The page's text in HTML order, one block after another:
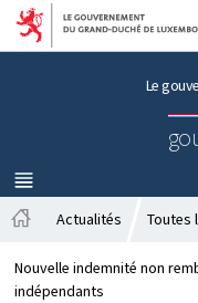
Aller
Le
MENU
PRINCIPAL
c
c
Actualités Toutes
Nouvelle indemnité non
indépendants